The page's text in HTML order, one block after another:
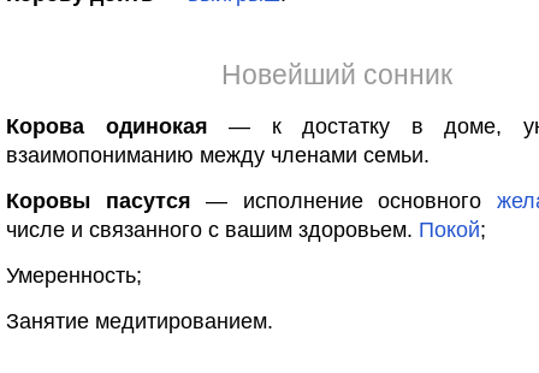
Новейший сонник
Корова одинокая — к достатку в доме,
взаимопониманию между членами семьи.
Коровы пасутся — исполнение основного
числе и связанного с вашим здоровьем. Покой;
Умеренность;
Занятие медитированием.